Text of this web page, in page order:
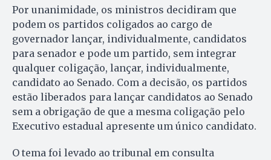
Por unanimidade, os ministros decidiram que
podem os partidos coligados ao cargo de
governador lançar, individualmente, candidatos
para senador e pode um partido, sem integrar
qualquer coligação, lançar, individualmente,
candidato ao Senado. Com a decisão, os partidos
estão liberados para lançar candidatos ao Senado
sem a obrigação de que a mesma coligação pelo
Executivo estadual apresente um único candidato.
O tema foi levado ao tribunal em consulta